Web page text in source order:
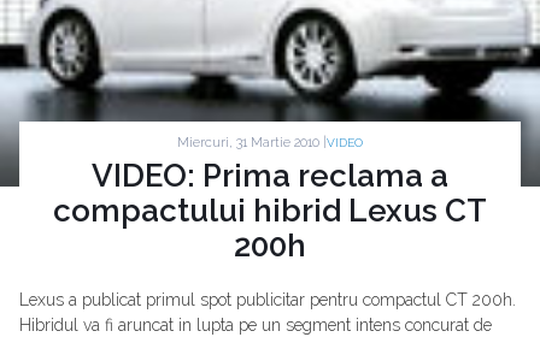
Miercuri, 31 Martie 2010 | VIDEO
VIDEO: Prima reclama a
compactului hibrid Lexus CT
200h
Lexus a publicat primul spot publicitar pentru compactul CT 200h.
Hibridul va fi aruncat in lupta pe un segment intens concurat de